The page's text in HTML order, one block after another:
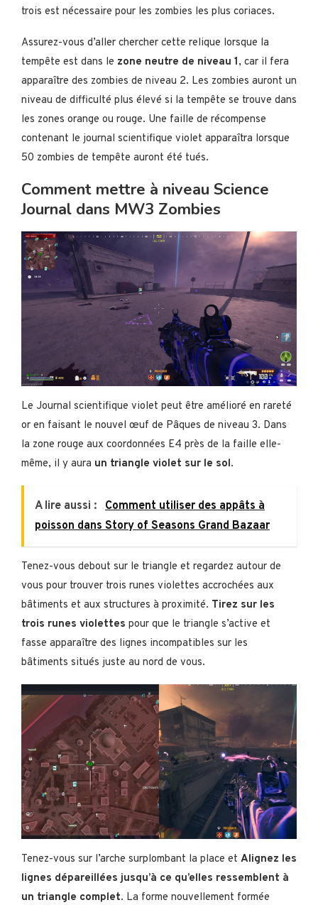
trois est nécessaire pour les zombies les plus coriaces.
Assurez-vous d’aller chercher cette relique lorsque la
tempête est dans le zone neutre de niveau 1, car il fera
apparaître des zombies de niveau 2. Les zombies auront un
niveau de difficulté plus élevé si la tempête se trouve dans
les zones orange ou rouge. Une faille de récompense
contenant le journal scientifique violet apparaîtra lorsque
50 zombies de tempête auront été tués.
Comment mettre à niveau Science
Journal dans MW3 Zombies
Le Journal scientifique violet peut être amélioré en rareté
or en faisant le nouvel œuf de Pâques de niveau 3. Dans
la zone rouge aux coordonnées E4 près de la faille elle-
même, il y aura un triangle violet sur le sol.
A lire aussi : Comment utiliser des appâts à
poisson dans Story of Seasons Grand Bazaar
Tenez-vous debout sur le triangle et regardez autour de
vous pour trouver trois runes violettes accrochées aux
bâtiments et aux structures à proximité. Tirez sur les
trois runes violettes pour que le triangle s’active et
fasse apparaître des lignes incompatibles sur les
bâtiments situés juste au nord de vous.
Tenez-vous sur l’arche surplombant la place et Alignez les
lignes dépareillées jusqu’à ce qu’elles ressemblent à
un triangle complet. La forme nouvellement formée